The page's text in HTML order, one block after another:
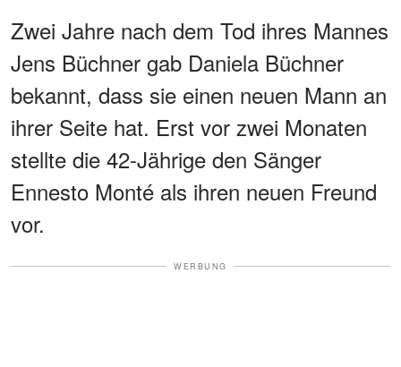
Zwei Jahre nach dem Tod ihres Mannes
Jens Büchner gab Daniela Büchner
bekannt, dass sie einen neuen Mann an
ihrer Seite hat. Erst vor zwei Monaten
stellte die 42-Jährige den Sänger
Ennesto Monté als ihren neuen Freund
vor.
WERBUNG